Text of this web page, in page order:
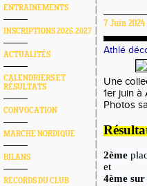
ENTRAINEMENTS
INSCRIPTIONS 2026.2027
ACTUALITÉS
CALENDRIERS ET
RÉSULTATS
CONVOCATION
MARCHE NORDIQUE
BILANS
RECORDS DU CLUB
7 Juin
Athlé
Une
1er juin à
Photos
2ème
et
4ème sur